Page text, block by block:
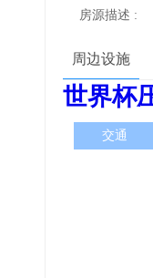
房源描述 :
周边设施